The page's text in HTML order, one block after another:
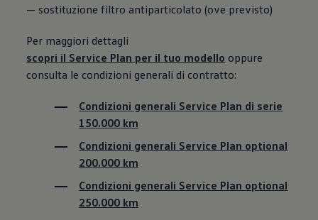
— sostituzione filtro antiparticolato (ove previsto)
Per maggiori dettagli
scopri il Service Plan per il tuo modello oppure
consulta le condizioni generali di contratto:
Condizioni generali Service Plan di serie
150.000 km
Condizioni generali Service Plan optional
200.000 km
Condizioni generali Service Plan optional
250.000 km